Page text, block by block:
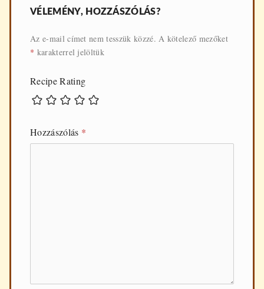
VÉLEMÉNY, HOZZÁSZÓLÁS?
Az e-mail címet nem tesszük közzé. A kötelező mezőket
* karakterrel jelöltük
Recipe Rating
Hozzászólás *